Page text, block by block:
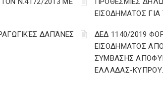
ΕΙΣΟΔΗΜΑΤΟΣ
ΔΑΠΆΝΕΣ
ΔΕΔ 1140/2019
ΕΙΣΟΔΗΜΑΤΟΣ
ΣΥΜΒΑΣΗΣ
ΕΛΛΑΔΑΣ-ΚΥΠΡΟΥ.